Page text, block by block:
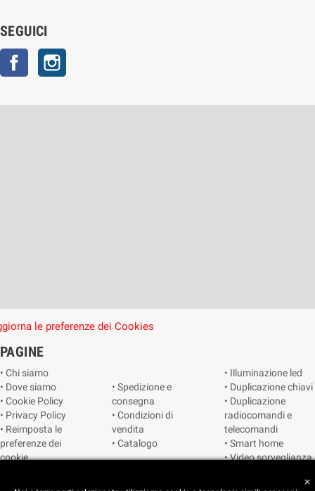
SEGUICI
Facebook
le preferenze dei Cookies
PAGINE
• Chi siamo
• Dove siamo
• Cookie Policy
• Privacy Policy
• Reimposta le
preferenze dei
cookie
• Spedizione e
consegna
• Condizioni di
vendita
• Catalogo
• Illuminazione led
• Duplicazione chiavi
• Duplicazione
radiocomandi e
telecomandi
• Smart home
• Video sorveglianza
close